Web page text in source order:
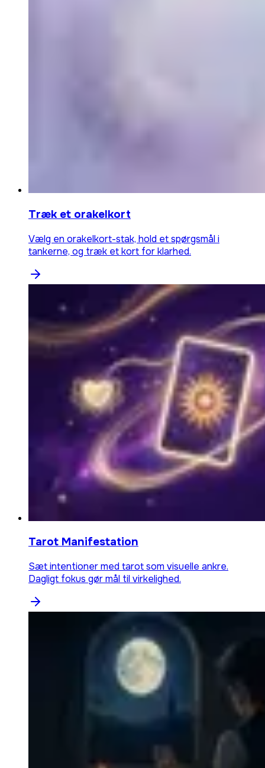
Træk et orakelkort
Vælg en orakelkort-stak, hold et spørgsmål i
tankerne, og træk et kort for klarhed.
Tarot Manifestation
Sæt intentioner med tarot som visuelle ankre.
Dagligt fokus gør mål til virkelighed.